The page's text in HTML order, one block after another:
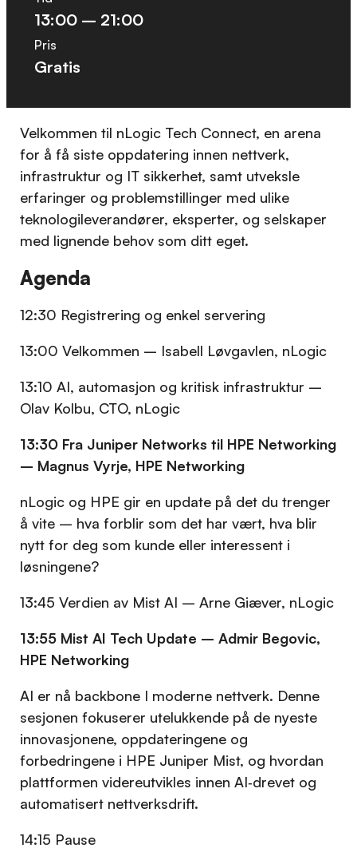
13:00 – 21:00
Pris
Gratis
Velkommen til nLogic Tech Connect, en arena
for å få siste oppdatering innen nettverk,
infrastruktur og IT sikkerhet, samt utveksle
erfaringer og problemstillinger med ulike
teknologileverandører, eksperter, og selskaper
med lignende behov som ditt eget.
Agenda
12:30 Registrering og enkel servering
13:00 Velkommen – Isabell Løvgavlen, nLogic
13:10 AI, automasjon og kritisk infrastruktur –
Olav Kolbu, CTO, nLogic
13:30 Fra Juniper Networks til HPE Networking
– Magnus Vyrje, HPE Networking
nLogic og HPE gir en update på det du trenger
å vite – hva forblir som det har vært, hva blir
nytt for deg som kunde eller interessent i
løsningene?
13:45 Verdien av Mist AI – Arne Giæver, nLogic
13:55 Mist AI Tech Update – Admir Begovic,
HPE Networking
AI er nå backbone I moderne nettverk. Denne
sesjonen fokuserer utelukkende på de nyeste
innovasjonene, oppdateringene og
forbedringene i HPE Juniper Mist, og hvordan
plattformen videreutvikles innen AI‑drevet og
automatisert nettverksdrift.
14:15 Pause